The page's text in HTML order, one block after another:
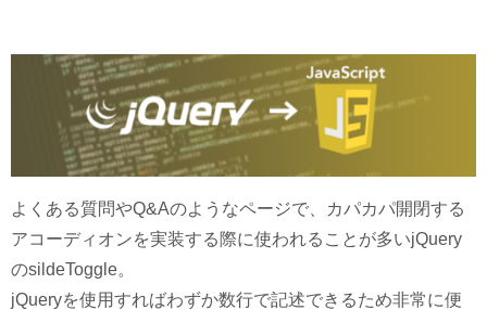
よくある質問やQ&Aのようなページで、カパカパ開閉する
アコーディオンを実装する際に使われることが多いjQuery
のsildeToggle。
jQueryを使用すればわずか数行で記述できるため非常に便